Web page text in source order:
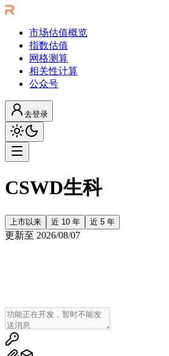
市场估值概览
指数估值
网格测算
相关性计算
公众号
去登录
CSWD生科
上市以来 近 10 年 近 5 年
更新至 2026/08/07